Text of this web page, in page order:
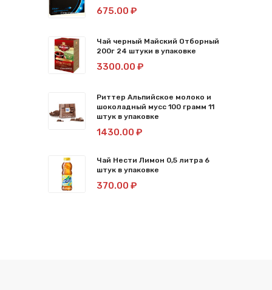
675.00 ₽
Чай черный Майский Отборный
200г 24 штуки в упаковке
3300.00 ₽
Риттер Альпийское молоко и
шоколадный мусс 100 грамм 11
штук в упаковке
1430.00 ₽
Чай Нести Лимон 0,5 литра 6
штук в упаковке
370.00 ₽